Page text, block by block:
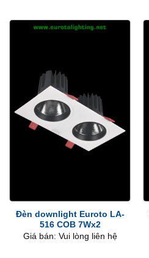
Đèn downlight Euroto LA-
516 COB 7Wx2
Giá bán: Vui lòng liên hệ